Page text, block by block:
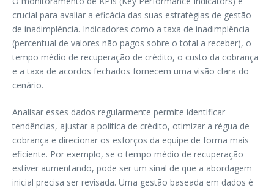
crucial para avaliar a eficácia das suas estratégias de gestão
de inadimplência. Indicadores como a taxa de inadimplência
(percentual de valores não pagos sobre o total a receber), o
tempo médio de recuperação de crédito, o custo da cobrança
e a taxa de acordos fechados fornecem uma visão clara do
cenário.
Analisar esses dados regularmente permite identificar
tendências, ajustar a política de crédito, otimizar a régua de
cobrança e direcionar os esforços da equipe de forma mais
eficiente. Por exemplo, se o tempo médio de recuperação
estiver aumentando, pode ser um sinal de que a abordagem
inicial precisa ser revisada. Uma gestão baseada em dados é